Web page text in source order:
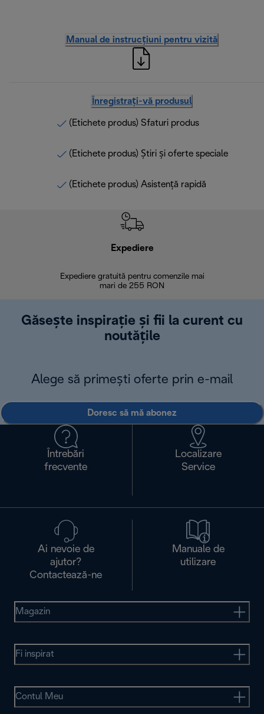
Manual de instrucțiuni pentru vizită
Înregistrați-vă produsul
(Etichete produs) Sfaturi produs
(Etichete produs) Știri și oferte speciale
(Etichete produs) Asistență rapidă
Expediere
Expediere gratuită pentru comenzile mai
mari de 255 RON
Găsește inspirație și fii la curent cu
noutățile
Alege să primești oferte prin e-mail
Doresc să mă abonez
Întrebări
frecvente
Localizare
Service
Ai nevoie de
ajutor?
Contactează-ne
Manuale de
utilizare
Magazin
Fi inspirat
Contul Meu